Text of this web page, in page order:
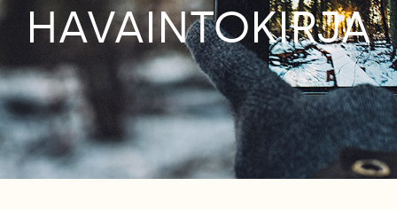
HAVAINTOKIRJA